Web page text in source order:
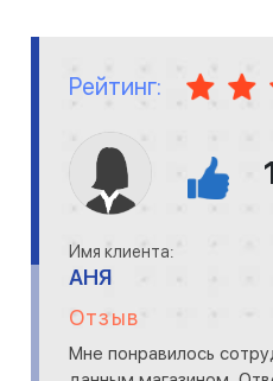
Рейтинг:
Имя клиента:
АНЯ
Отзыв
Мне понравилось